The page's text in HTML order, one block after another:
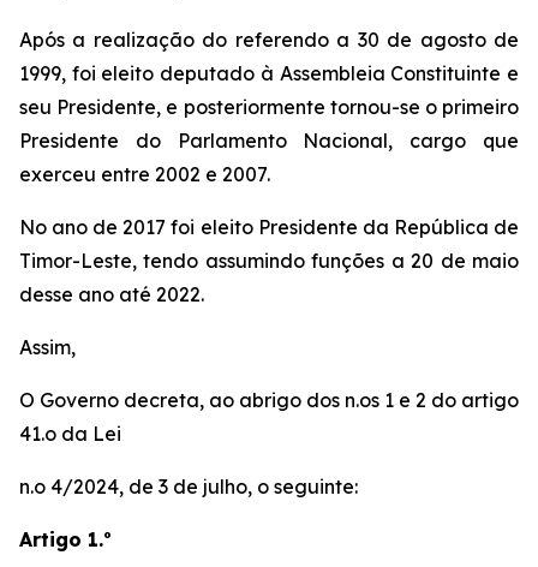
Após a realização do referendo a 30 de agosto de
1999, foi eleito deputado à Assembleia Constituinte e
seu Presidente, e posteriormente tornou-se o primeiro
Presidente do Parlamento Nacional, cargo que
exerceu entre 2002 e 2007.
No ano de 2017 foi eleito Presidente da República de
Timor-Leste, tendo assumindo funções a 20 de maio
desse ano até 2022.
Assim,
O Governo decreta, ao abrigo dos n.os 1 e 2 do artigo
41.o da Lei
n.o 4/2024, de 3 de julho, o seguinte:
Artigo 1.º